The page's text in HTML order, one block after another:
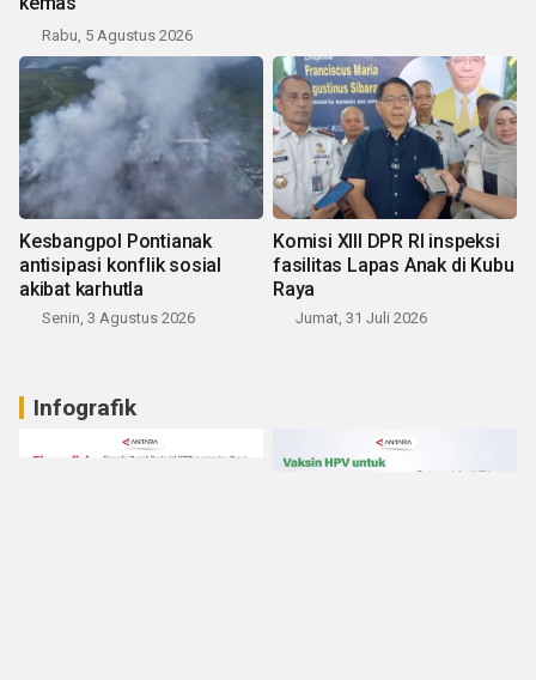
Rabu, 5 Agustus 2026
Kesbangpol Pontianak
antisipasi konflik sosial
akibat karhutla
Senin, 3 Agustus 2026
Komisi XIII DPR RI inspeksi
fasilitas Lapas Anak di Kubu
Raya
Jumat, 31 Juli 2026
Infografik